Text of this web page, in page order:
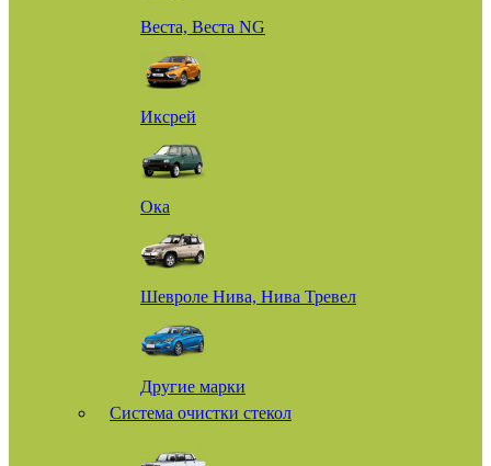
Веста, Веста NG
Иксрей
Ока
Шевроле Нива, Нива Тревел
Другие марки
Система очистки стекол